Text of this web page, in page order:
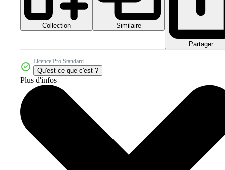
Collection Similaire
Partager
Licence Pro Standard
Qu'est-ce que c'est ?
Plus d'infos